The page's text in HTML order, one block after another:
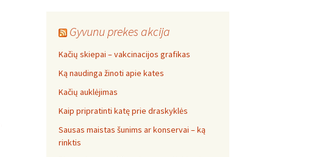
Gyvunu prekes akcija
Kačių skiepai – vakcinacijos grafikas
Ką naudinga žinoti apie kates
Kačių auklėjimas
Kaip pripratinti katę prie draskyklės
Sausas maistas šunims ar konservai – ką
rinktis